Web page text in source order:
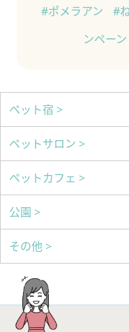
#ポメラアン
#
ンペーン
ペット宿 >
ペットサロン >
ペットカフェ >
公園 >
その他 >